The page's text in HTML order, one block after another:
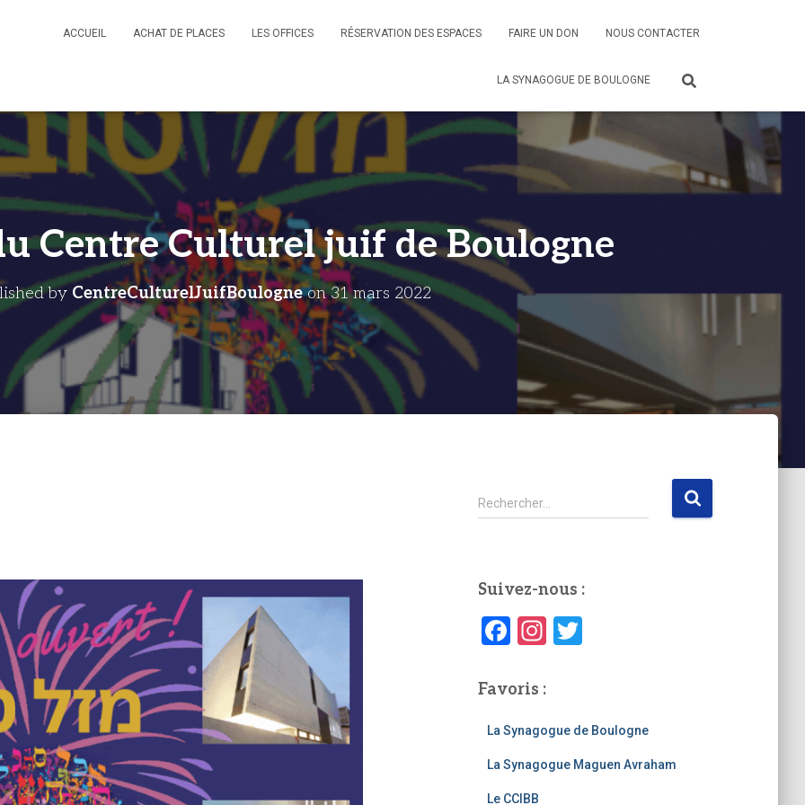
ACCUEIL ACHAT DE PLACES LES OFFICES RÉSERVATION DES ESPACES FAIRE UN DON NOUS CONTACTER
LA SYNAGOGUE DE BOULOGNE
Centre Culturel juif de Boulogne
by CentreCulturelJuifBoulogneon31 mars 2022
R
e
r
c
Rechercher…
Suivez-nous :
F
c
e
b
o
In
a
a
m
T
er
Favoris :
La Synagogue de Boulogne
La Synagogue Maguen Avraham
Le CCIBB